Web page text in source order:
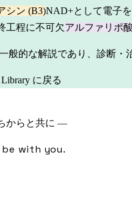
シン (B3)NAD+として電子
工程に不可欠アルファリポ酸
般的な解説であり、診断・
に戻る
からと共に —
with you.